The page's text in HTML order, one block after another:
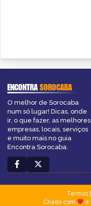
ENCONTRASOROCABA
O melhor de Sorocaba
num só lugar! Dicas, onde
ir, o que fazer, as melhores
empresas, locais, serviços
e muito mais no guia
Encontra Sorocaba.
Termos|
Criado com
e